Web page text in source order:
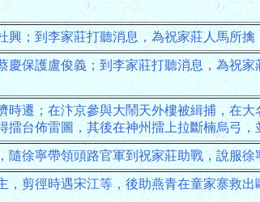
興；到李家莊打聽消息，為祝家莊人馬所
慶保護盧俊義；到李家莊打聽消息，為祝
時遷；在汴京參與大鬧天外樓被緝捕，在
擂台佈雷圖，其後在神州擂上拉斷楠烏弓，
隨徐寧帶領頭路官軍到祝家莊助戰，說服
，剪徑時遇宋江等，後助燕青在童家寨救